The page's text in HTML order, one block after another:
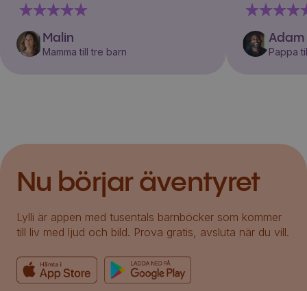
Malin
Mamma till tre barn
Adam
Pappa
Nu börjar äventyret
Lylli är appen med tusentals barnböcker som kommer
till liv med ljud och bild. Prova gratis, avsluta när du vill.